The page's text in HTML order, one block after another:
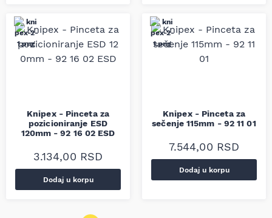
Knipex - Pinceta za
pozicioniranje ESD
120mm - 92 16 02 ESD
3.134,00 RSD
Dodaj u korpu
Knipex - Pinceta za
sečenje 115mm - 92 11 01
7.544,00 RSD
Dodaj u korpu